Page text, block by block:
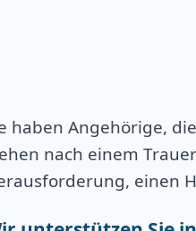
haben Angehörige,
nach einem
einen